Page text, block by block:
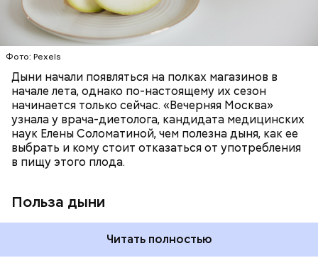
Фото: Pexels
Дыни начали появляться на полках магазинов в
начале лета, однако по-настоящему их сезон
начинается только сейчас. «Вечерняя Москва»
узнала у врача-диетолога, кандидата медицинских
наук Елены Соломатиной, чем полезна дыня, как ее
выбрать и кому стоит отказаться от употребления
в пищу этого плода.
Польза дыни
лютеин и зеаксантин — эти каротиноиды
отлично поддерживают наше зрение;
калий — оказывает мочегонное действие,
поддерживает сердечно-сосудистую
систему и предотвращает скачки давления;
магний — помогает калию и не дает сосудам
спазмироваться.
Читать полностью